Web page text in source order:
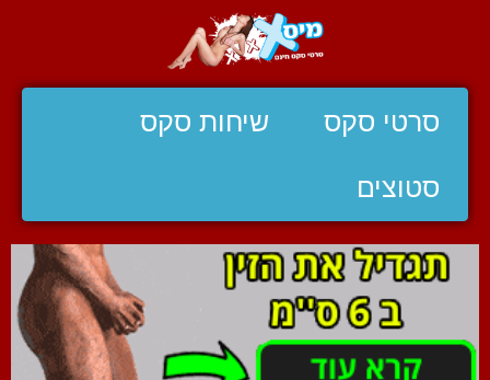
סרטי סקס שיחות סקס
סטוצים